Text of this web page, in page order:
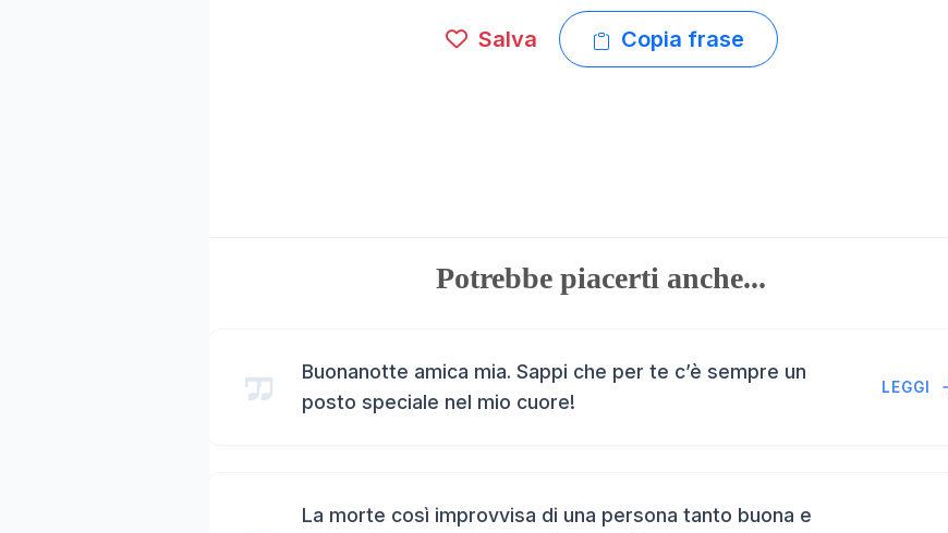
Salva Copia frase
Potrebbe piacerti anche...
Buonanotte amica mia. Sappi che per te c’è sempre un
posto speciale nel mio cuore!
LEGGI
La morte così improvvisa di una persona tanto buona e